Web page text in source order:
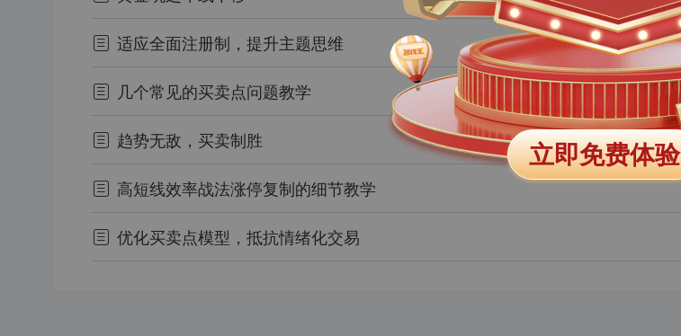
适应全面注册制，提升主题思维
几个常见的买卖点问题教学
趋势无敌，买卖制胜
高短线效率战法涨停复制的细节教学
优化买卖点模型，抵抗情绪化交易
立即免费体验